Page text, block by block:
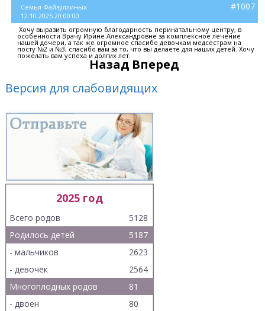
Семья Файзуллиных
12.10.2025 20:00:00
#1007
Хочу выразить огромную благодарность перинатальному центру, в
особенности Врачу Ирине Александровне за комплексное лечение
нашей дочери, а так же огромное спасибо девочкам медсестрам на
посту №2 и №3, спасибо вам за то, что вы делаете для наших детей. Хочу
пожелать вам успеха и долгих лет.
Назад Вперед
Версия для слабовидящих
2025 год
Всего родов
5128
Родилось детей
5187
- мальчиков
2623
- девочек
2564
Многоплодных родов
81
- двоен
80